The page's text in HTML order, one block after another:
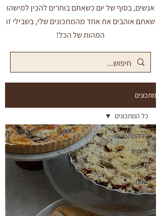
אנשים, בסוף של יום כשאתם בוחרים להכין למישהו
שאתם אוהבים את אחד מהמתכונים שלי, בשבילי זו
המהות של הכל!
מתכונים
כל המתכונים
לחמים
מאפים
עוגות
עוגיות
מנות אירוח
כל המתכונים